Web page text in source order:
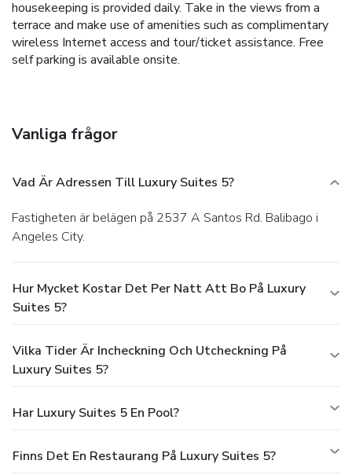
housekeeping is provided daily. Take in the views from a
terrace and make use of amenities such as complimentary
wireless Internet access and tour/ticket assistance. Free
self parking is available onsite.
Vanliga frågor
Vad Är Adressen Till Luxury Suites 5?
Fastigheten är belägen på 2537 A Santos Rd. Balibago i
Angeles City.
Hur Mycket Kostar Det Per Natt Att Bo På Luxury
Suites 5?
Vilka Tider Är Incheckning Och Utcheckning På
Luxury Suites 5?
Har Luxury Suites 5 En Pool?
Finns Det En Restaurang På Luxury Suites 5?